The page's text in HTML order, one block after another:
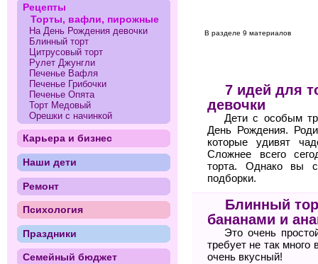
В разделе 9 материалов
7 идей для
девочки
Дети с особым
День Рождения.
которые удивят
Сложнее всего
торта. Однако вы
подборки.
Блинный
бананами и
Это очень
требует не так
очень вкусный!
Рецепты
Торты, вафли, пирожные
На День Рождения девочки
Блинный торт
Цитрусовый торт
Рулет Джунгли
Печенье Вафля
Печенье Грибочки
Печенье Опята
Торт Медовый
Орешки с начинкой
Карьера и бизнес
Наши дети
Ремонт
Психология
Праздники
Семейный бюджет